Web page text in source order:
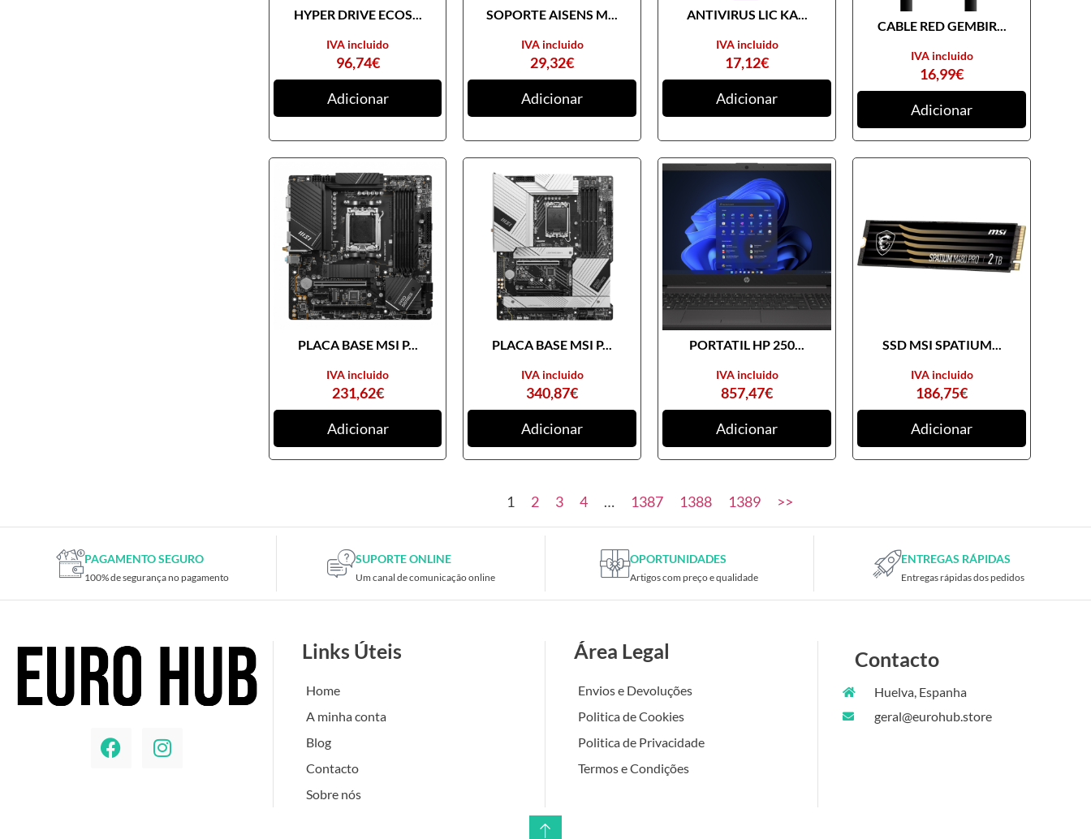
Processadores
SAIS
Ventoínhas
Computadores
Mini-PCs
Outros computadores
Portáteis
HYPER DRIVE ECOS...
96,74€
IVA incluido
Adicionar
SOPORTE AISENS M...
29,32€
IVA incluido
Adicionar
ANTIVIRUS LIC KA...
17,12€
IVA incluido
Adicionar
CABLE RED GEMBIR...
16,99€
IVA incluido
Adicionar
PLACA BASE MSI P...
231,62€
IVA incluido
Adicionar
PLACA BASE MSI P...
340,87€
IVA incluido
Adicionar
PORTATIL HP 250...
857,47€
IVA incluido
Adicionar
SSD MSI SPATIUM...
186,75€
IVA incluido
Adicionar
1 2 3 4 … 1387 1388 1389 >>
PAGAMENTO SEGURO
100% de segurança no pagamento
SUPORTE ONLINE
Um canal de comunicação online
OPORTUNIDADES
Artigos com preço e qualidade
ENTREGAS RÁPIDAS
Entregas rápidas dos pedidos
Links Úteis
Home
A minha conta
Blog
Contacto
Sobre nós
Área Legal
Envios e Devoluções
Politica de Cookies
Politica de Privacidade
Termos e Condições
Contacto
Huelva, Espanha
geral@eurohub.store